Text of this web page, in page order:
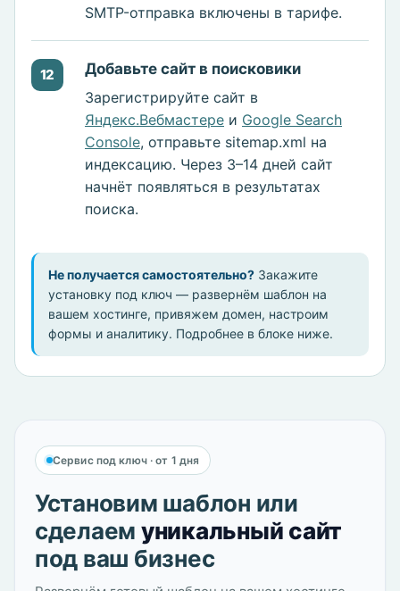
SMTP-отправка включены в тарифе.
12
Добавьте сайт в поисковики
Зарегистрируйте сайт в
Яндекс.Вебмастере и Google Search
Console, отправьте sitemap.xml на
индексацию. Через 3–14 дней сайт
начнёт появляться в результатах
поиска.
Не получается самостоятельно? Закажите
установку под ключ — развернём шаблон на
вашем хостинге, привяжем домен, настроим
формы и аналитику. Подробнее в блоке ниже.
Сервис под ключ · от 1 дня
Установим шаблон или
сделаем уникальный сайт
под ваш бизнес